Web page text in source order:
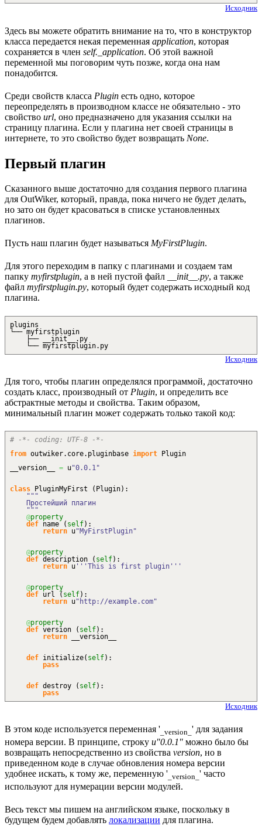
Исходник
Здесь вы можете обратить внимание на то, что в конструктор
класса передается некая переменная application, которая
сохраняется в член self._application. Об этой важной
переменной мы поговорим чуть позже, когда она нам
понадобится.
Среди свойств класса Plugin есть одно, которое
переопределять в производном классе не обязательно - это
свойство url, оно предназначено для указания ссылки на
страницу плагина. Если у плагина нет своей страницы в
интернете, то это свойство будет возвращать None.
Первый плагин
Сказанного выше достаточно для создания первого плагина
для OutWiker, который, правда, пока ничего не будет делать,
но зато он будет красоваться в списке установленных
плагинов.
Пусть наш плагин будет называться MyFirstPlugin.
Для этого переходим в папку с плагинами и создаем там
папку myfirstplugin, а в ней пустой файл __init__.py, а также
файл myfirstplugin.py, который будет содержать исходный код
плагина.
plugins
└── myfirstplugin
├── __init__.py
└── myfirstplugin.py
Исходник
Для того, чтобы плагин определялся программой, достаточно
создать класс, производный от Plugin, и определить все
абстрактные методы и свойства. Таким образом,
минимальный плагин может содержать только такой код:
# -*- coding: UTF-8 -*-
from outwiker. core. pluginbase import Plugin
__version__ = u"0.0.1"
class PluginMyFirst ( Plugin) :
"""
Простейший плагин
"""
@property
def name ( self) :
return u"MyFirstPlugin"
@property
def description ( self) :
return u '''This is first plugin'''
@property
def url ( self) :
return u"http://example.com"
@property
def version ( self) :
return __version__
def initialize( self) :
pass
def destroy ( self) :
pass
Исходник
В этом коде используется переменная ' _version_ ' для задания
номера версии. В принципе, строку u"0.0.1" можно было бы
возвращать непосредственно из свойства version, но в
приведенном коде в случае обновления номера версии
удобнее искать, к тому же, переменную ' _version_ ' часто
используют для нумерации версии модулей.
Весь текст мы пишем на английском языке, поскольку в
будущем будем добавлять локализации для плагина.